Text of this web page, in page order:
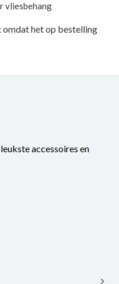
vliesbehang
omdat het op bestelling
accessoires en